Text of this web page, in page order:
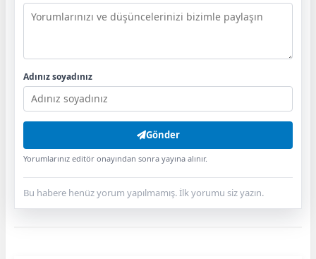
Adınız soyadınız
Gönder
Yorumlarınız editör onayından sonra yayına alınır.
Bu habere henüz yorum yapılmamış. İlk yorumu siz yazın.